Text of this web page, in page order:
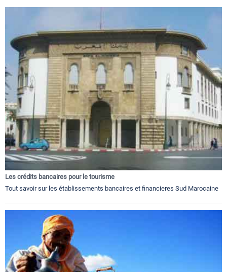
Les crédits bancaires pour le tourisme
Tout savoir sur les établissements bancaires et financieres Sud Marocaine